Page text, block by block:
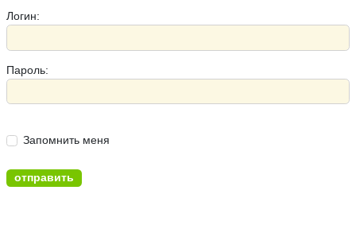
Логин:
Пароль:
Запомнить меня